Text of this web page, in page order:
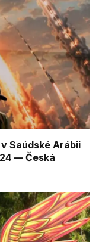
Saúdské Arábii
— Česká